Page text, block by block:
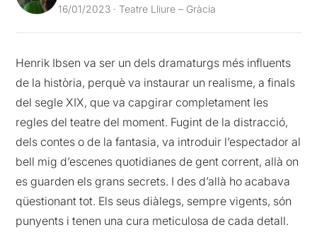
16/01/2023 · Teatre Lliure – Gràcia
Henrik Ibsen va ser un dels dramaturgs més influents
de la història, perquè va instaurar un realisme, a finals
del segle XIX, que va capgirar completament les
regles del teatre del moment. Fugint de la distracció,
dels contes o de la fantasia, va introduir l’espectador al
bell mig d’escenes quotidianes de gent corrent, allà on
es guarden els grans secrets. I des d’allà ho acabava
qüestionant tot. Els seus diàlegs, sempre vigents, són
punyents i tenen una cura meticulosa de cada detall.